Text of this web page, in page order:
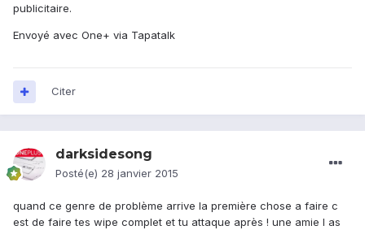
publicitaire.
Envoyé avec One+ via Tapatalk
Citer
darksidesong
Posté(e) 28 janvier 2015
quand ce genre de problème arrive la première chose a faire c
est de faire tes wipe complet et tu attaque après ! une amie l as